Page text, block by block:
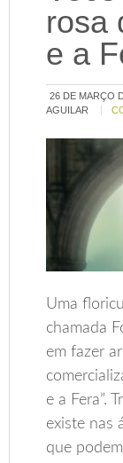
rosa
e a
26 DE MARÇO
AGUILAR
Uma
chamada
em fazer
e a Fera”.
existe nas
que